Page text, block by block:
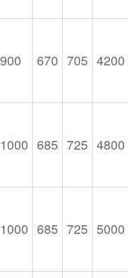
900 670 705 4200
1000 685 725 4800
1000 685 725 5000